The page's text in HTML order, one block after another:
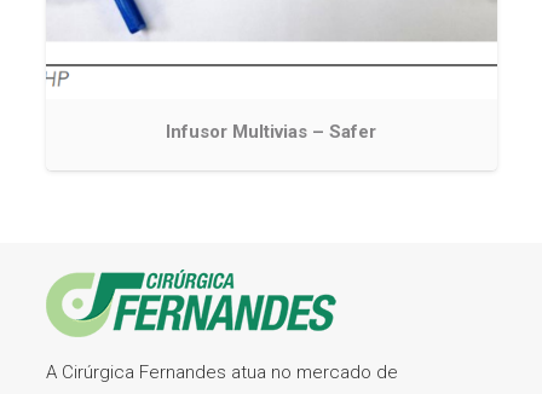
Infusor Multivias – Safer
A Cirúrgica Fernandes atua no mercado de